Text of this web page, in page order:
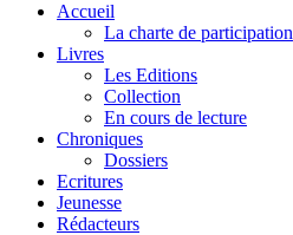
Accueil
La charte de participation
Livres
Les Editions
Collection
En cours de lecture
Chroniques
Dossiers
Ecritures
Jeunesse
Rédacteurs